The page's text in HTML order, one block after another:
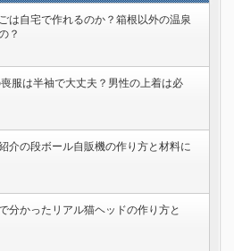
は自宅で作れるのか？箱根以外の温泉
？
服は半袖で大丈夫？男性の上着は必
介の段ボール自販機の作り方と材料に
分かったリアル猫ヘッドの作り方と